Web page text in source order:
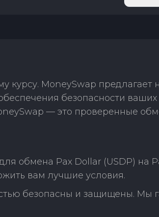
курсу. MoneySwap предлагает
безопасности ваших
— это проверенные
обмена Pax Dollar (USDP) на
вам лучшие условия.
безопасны и защищены. Мы